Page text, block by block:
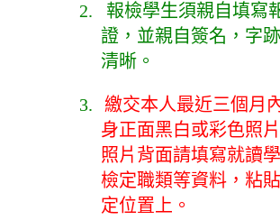
2. 報檢學生須親自填寫
證，並親自簽名，字
清晰。
3.
繳交本人最近三個月
身正面黑白或彩色照
照片背面請填寫就讀
檢定職類等資料，粘
定位置上。